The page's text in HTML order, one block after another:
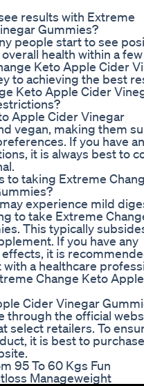
results with Extreme
Gummies?
people start to see
health within a few
Keto Apple Cider
to achieving the best
Keto Apple Cider
Apple Cider Vinegar
vegan, making them
If you have
it is always best to
to taking Extreme
experience mild
to take Extreme
This typically
If you have any
it is
a healthcare
Change Keto
Cider Vinegar
through the official
select retailers. To
it is best to purchase
95 To 60 Kgs Fun
Manageweight